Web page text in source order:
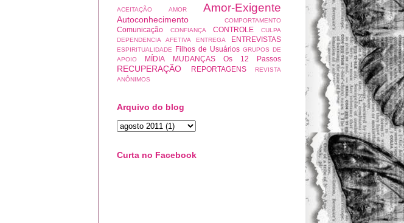
ACEITAÇÃO AMOR Amor-Exigente
Autoconhecimento COMPORTAMENTO
Comunicação CONFIANÇA CONTROLE
CULPA
DEPENDENCIA AFETIVA
ENTREGA ENTREVISTAS
ESPIRITUALIDADE Filhos de Usuários GRUPOS DE
APOIO
MÍDIA MUDANÇAS Os 12 Passos
RECUPERAÇÃO REPORTAGENS
REVISTA
ANÔNIMOS
Arquivo do blog
Curta no Facebook